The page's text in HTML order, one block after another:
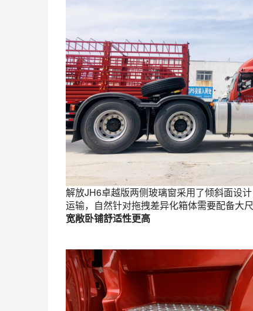
解放JH6卓越版两侧玻璃窗采用了倾斜面设
运输，自然针对拖拽差异化箱体需要配备大
宽敞卧铺舒适性更高